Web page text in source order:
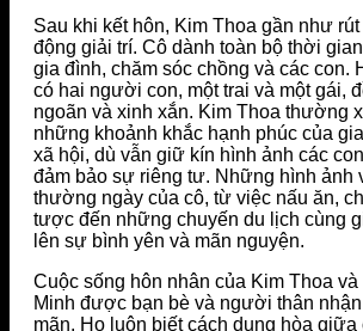
Sau khi kết hôn, Kim Thoa gần như
động giải trí. Cô dành toàn bộ thời
gia đình, chăm sóc chồng và các con.
có hai người con, một trai và một gái,
ngoãn và xinh xắn. Kim Thoa thường
những khoảnh khắc hạnh phúc của
xã hội, dù vẫn giữ kín hình ảnh các
đảm bảo sự riêng tư. Những hình ảnh
thường ngày của cô, từ việc nấu ăn,
tược đến những chuyến du lịch cùng
lên sự bình yên và mãn nguyện.
Cuộc sống hôn nhân của Kim Thoa và
Minh được bạn bè và người thân
mãn. Họ luôn biết cách dung hòa giữa